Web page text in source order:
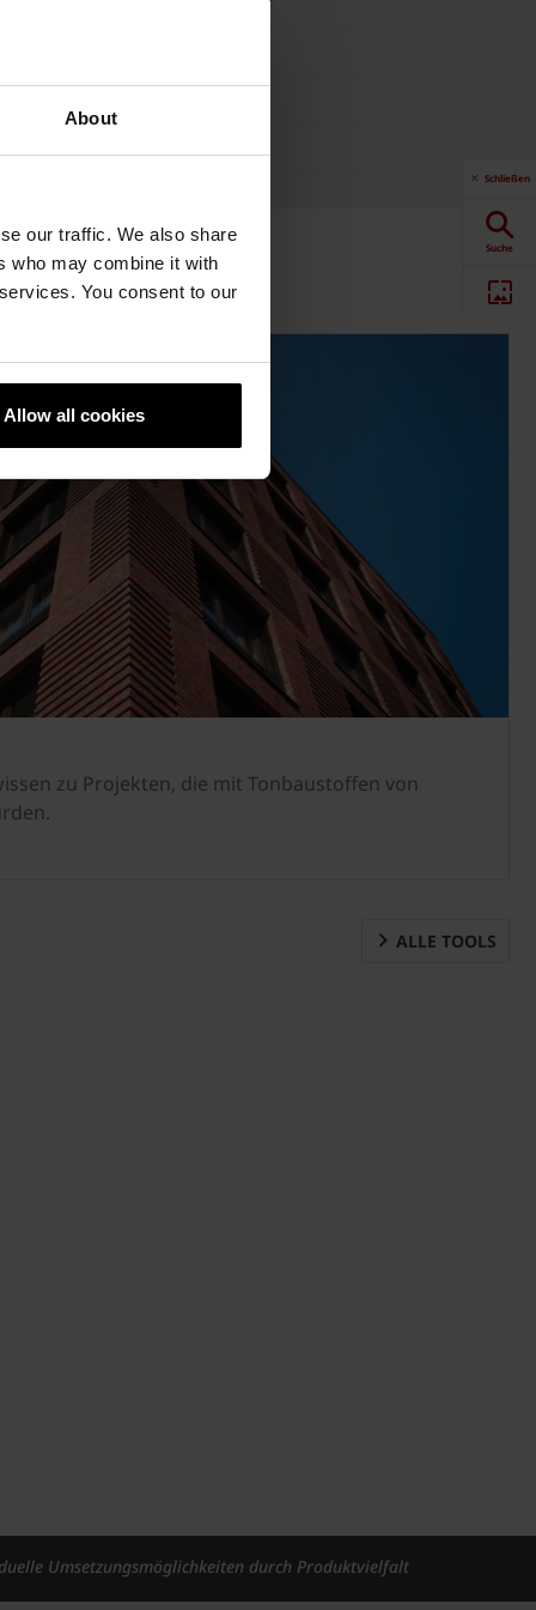
About
our traffic. We also share
who may combine it with
You consent to our
Allow all cookies
0,91 W/mK
zu Projekten, die mit Tonbaustoffen von
ALLE TOOLS
Schließen
Suche
Umsetzungsmöglichkeiten durch Produktvielfalt